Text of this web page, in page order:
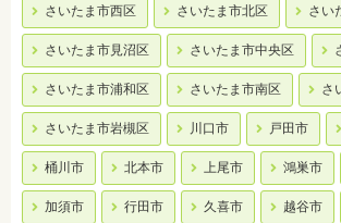
さいたま市西区 さいたま市北区 さい
さいたま市見沼区 さいたま市中央区
さいたま市浦和区 さいたま市南区 さ
さいたま市岩槻区 川口市 戸田市
桶川市 北本市 上尾市 鴻巣市
加須市 行田市 久喜市 越谷市